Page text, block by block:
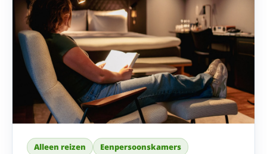
Alleen reizen Eenpersoonskamers